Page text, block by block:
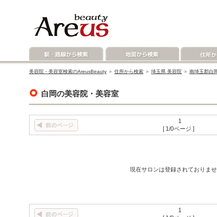
美容院・美容室検索のAreusBeauty ＞ 住所から検索 ＞ 埼玉県 美容院 ＞ 南埼玉郡白
白岡の美容院・美容室
1
[ 1/0ページ ]
現在サロンは登録されておりま
1